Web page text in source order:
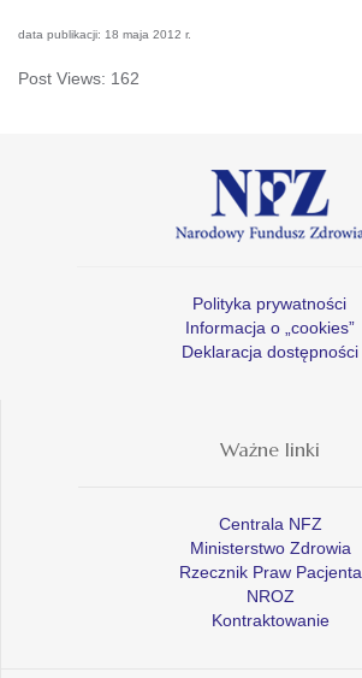
data publikacji: 18 maja 2012 r.
Post Views: 162
Polityka prywatności
Informacja o „cookies”
Deklaracja dostępności
Ważne linki
Centrala NFZ
Ministerstwo Zdrowia
Rzecznik Praw Pacjenta
NROZ
Kontraktowanie